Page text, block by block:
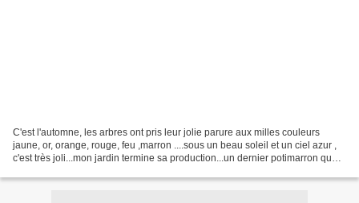
C'est l'automne, les arbres ont pris leur jolie parure aux milles couleurs
jaune, or, orange, rouge, feu ,marron ....sous un beau soleil et un ciel azur ,
c'est très joli...mon jardin termine sa production...un dernier potimarron que